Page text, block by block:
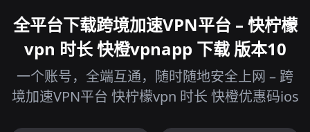
全平台下载跨境加速VPN平台 – 快柠檬
vpn 时长 快橙vpnapp 下载 版本10
一个账号，全端互通，随时随地安全上网 – 跨
境加速VPN平台 快柠檬vpn 时长 快橙优惠码ios